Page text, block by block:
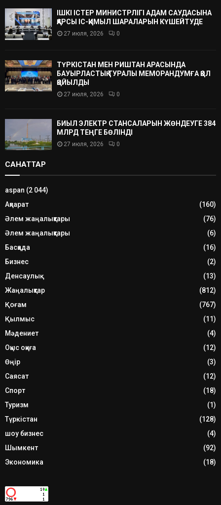
ІШКІ ІСТЕР МИНИСТРЛІГІ АДАМ САУДАСЫНА
ҚАРСЫ ІС-ҚИМЫЛ ШАРАЛАРЫН КҮШЕЙТУДЕ
27 июля, 2026 0
ТҮРКІСТАН МЕН РИШТАН АРАСЫНДА
БАУЫРЛАСТЫҚ ТУРАЛЫ МЕМОРАНДУМҒА ҚОЛ
ҚОЙЫЛДЫ
27 июля, 2026 0
БИЫЛ ЭЛЕКТР СТАНСАЛАРЫН ЖӨНДЕУГЕ 384
МЛРД ТЕҢГЕ БӨЛІНДІ
27 июля, 2026 0
САНАТТАР
aspan (2 044)
Ақпарат
(160)
Әлем жаңалықтары
(76)
Әлем жаңалықтары
(6)
Басқада
(16)
Бизнес
(2)
Денсаулық
(13)
Жаңалықтар
(812)
Қоғам
(767)
Қылмыс
(11)
Мәдениет
(4)
Оқыс оқиға
(12)
Өңір
(3)
Саясат
(12)
Спорт
(18)
Туризм
(1)
Түркістан
(128)
шоу бизнес
(4)
Шымкент
(92)
Экономика
(18)